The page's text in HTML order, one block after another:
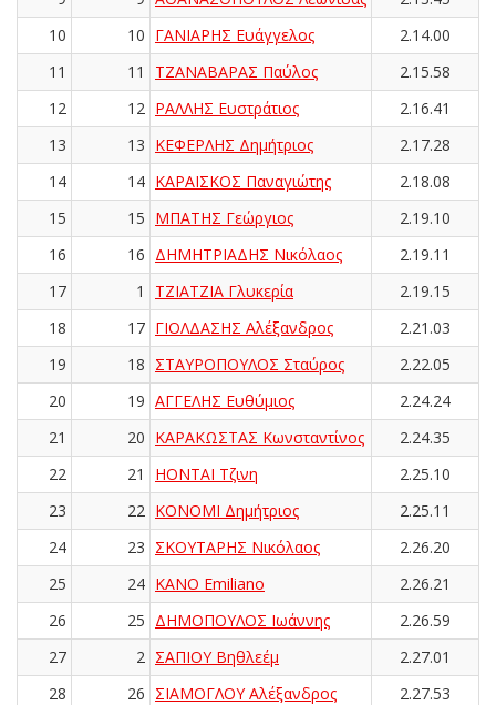
10
10 ΓΑΝΙΑΡΗΣ Ευάγγελος
2.14.00
11
11 ΤΖΑΝΑΒΑΡΑΣ Παύλος
2.15.58
12
12 ΡΑΛΛΗΣ Ευστράτιος
2.16.41
13
13 ΚΕΦΕΡΛΗΣ Δημήτριος
2.17.28
14
14 ΚΑΡΑΪΣΚΟΣ Παναγιώτης
2.18.08
15
15 ΜΠΑΤΗΣ Γεώργιος
2.19.10
16
16 ΔΗΜΗΤΡΙΑΔΗΣ Νικόλαος
2.19.11
17
1 ΤΖΙΑΤΖΙΑ Γλυκερία
2.19.15
18
17 ΓΙΟΛΔΑΣΗΣ Αλέξανδρος
2.21.03
19
18 ΣΤΑΥΡΟΠΟΥΛΟΣ Σταύρος
2.22.05
20
19 ΑΓΓΕΛΗΣ Ευθύμιος
2.24.24
21
20 ΚΑΡΑΚΩΣΤΑΣ Κωνσταντίνος
2.24.35
22
21 ΗΟΝΤΑΙ Τζινη
2.25.10
23
22 ΚΟΝΟΜΙ Δημήτριος
2.25.11
24
23 ΣΚΟΥΤΑΡΗΣ Νικόλαος
2.26.20
25
24 KANO Emiliano
2.26.21
26
25 ΔΗΜΟΠΟΥΛΟΣ Ιωάννης
2.26.59
27
2 ΣΑΠΙΟΥ Βηθλεέμ
2.27.01
28
26 ΣΙΑΜΟΓΛΟΥ Αλέξανδρος
2.27.53